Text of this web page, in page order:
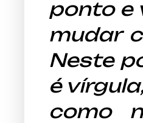
ponto e
mudar
Neste
é
como